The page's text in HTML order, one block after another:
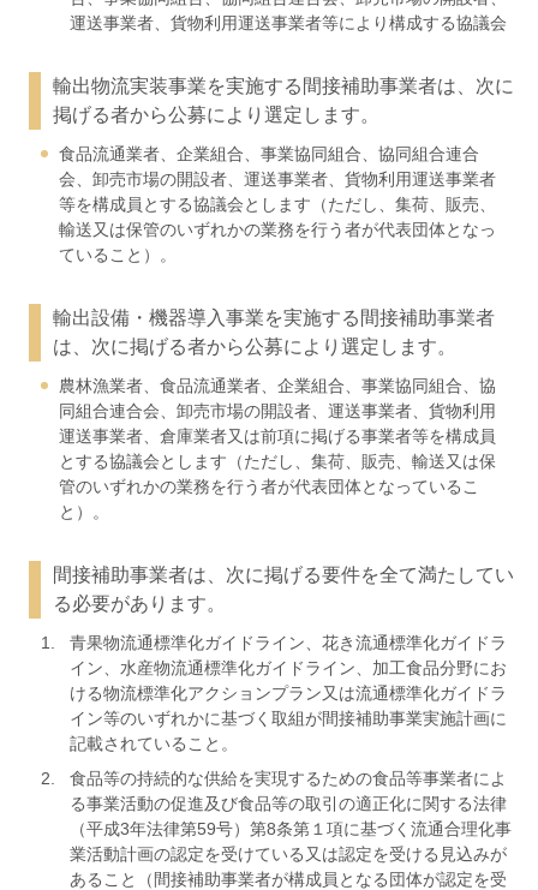
運送事業者、貨物利用運送事業者等により構成する協議会
輸出物流実装事業を実施する間接補助事業者は、次に
掲げる者から公募により選定します。
食品流通業者、企業組合、事業協同組合、協同組合連合
会、卸売市場の開設者、運送事業者、貨物利用運送事業者
等を構成員とする協議会とします（ただし、集荷、販売、
輸送又は保管のいずれかの業務を行う者が代表団体となっ
ていること）。
輸出設備・機器導入事業を実施する間接補助事業者
は、次に掲げる者から公募により選定します。
農林漁業者、食品流通業者、企業組合、事業協同組合、協
同組合連合会、卸売市場の開設者、運送事業者、貨物利用
運送事業者、倉庫業者又は前項に掲げる事業者等を構成員
とする協議会とします（ただし、集荷、販売、輸送又は保
管のいずれかの業務を行う者が代表団体となっているこ
と）。
間接補助事業者は、次に掲げる要件を全て満たしてい
る必要があります。
青果物流通標準化ガイドライン、花き流通標準化ガイドラ
イン、水産物流通標準化ガイドライン、加工食品分野にお
ける物流標準化アクションプラン又は流通標準化ガイドラ
イン等のいずれかに基づく取組が間接補助事業実施計画に
記載されていること。
食品等の持続的な供給を実現するための食品等事業者によ
る事業活動の促進及び食品等の取引の適正化に関する法律
（平成3年法律第59号）第8条第１項に基づく流通合理化事
業活動計画の認定を受けている又は認定を受ける見込みが
あること（間接補助事業者が構成員となる団体が認定を受